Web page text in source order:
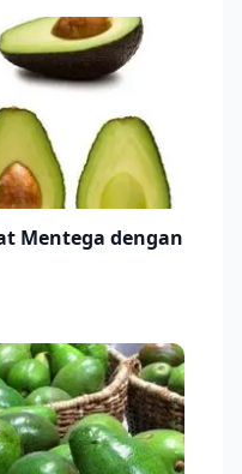
Mentega dengan